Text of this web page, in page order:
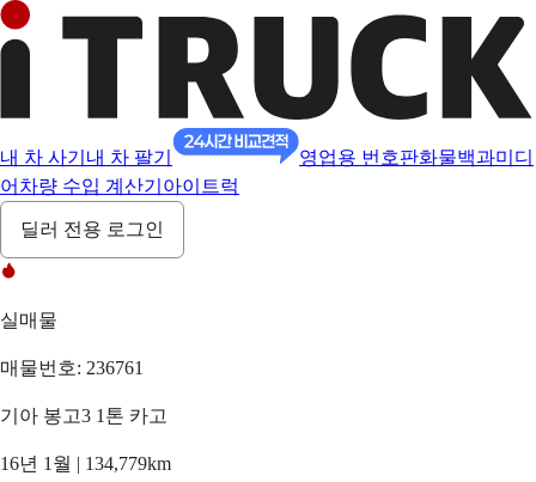
내 차 사기 내 차 팔기 영업용 번호판화물백과미디
어 차량 수입 계산기 아이트럭
딜러 전용 로그인
실매물
매물번호: 236761
기아 봉고3 1톤 카고
16년 1월 | 134,779km